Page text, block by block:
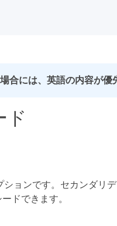
合には、英語の内容が優
ド
ョンです。セカンダリ
ドできます。